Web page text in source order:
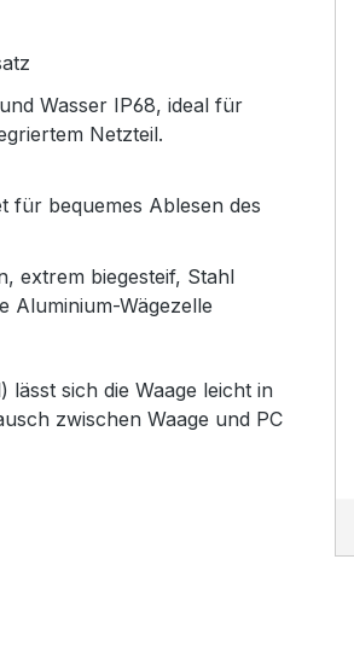
Wasser IP68, ideal für
Netzteil.
für bequemes Ablesen des
extrem biegesteif, Stahl
Aluminium-Wägezelle
sich die Waage leicht in
zwischen Waage und PC